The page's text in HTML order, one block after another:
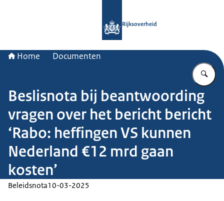
Rijksoverheid
Home Documenten
Beslisnota bij beantwoording
vragen over het bericht bericht
‘Rabo: heffingen VS kunnen
Nederland €12 mrd gaan
kosten’
Beleidsnota10-03-2025